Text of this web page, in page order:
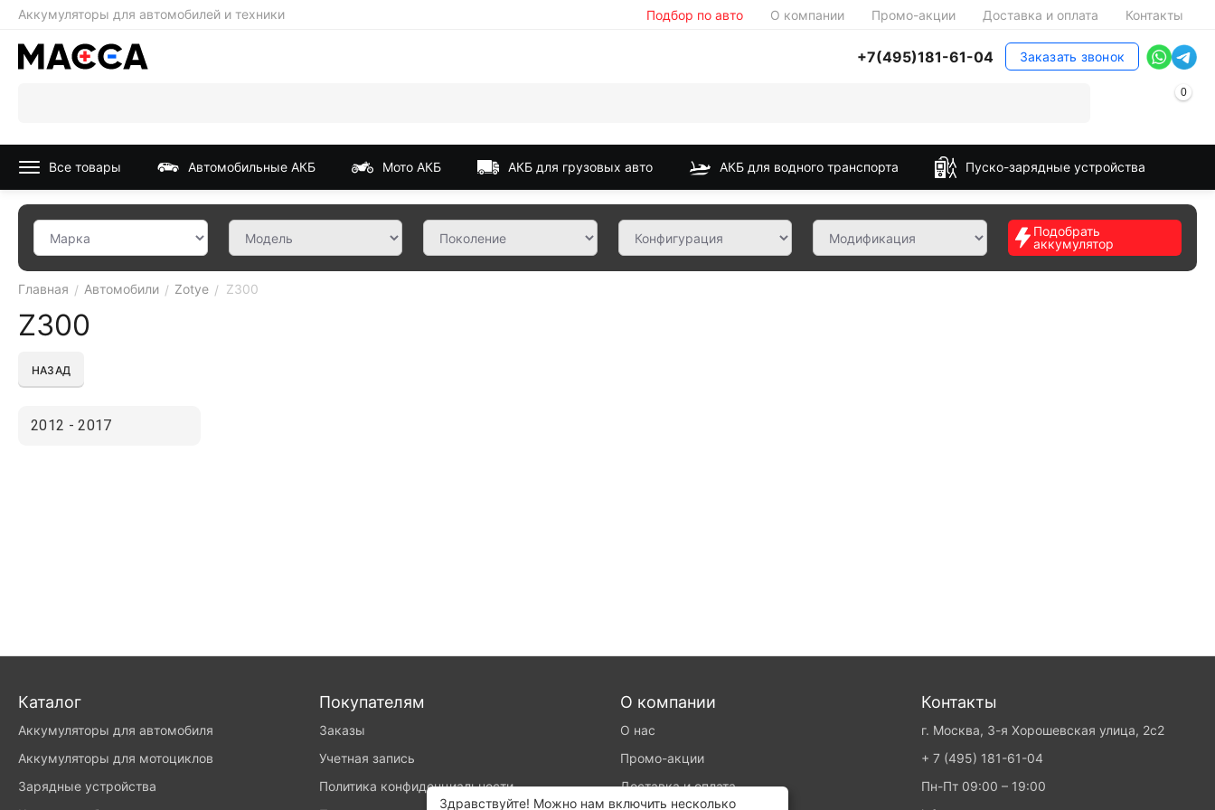
Аккумуляторы для автомобилей и техники Подбор по авто О компании Промо-акции Доставка и оплата Контакты
+7(495)181-61-04 Заказать звонок
0
Все товары Автомобильные АКБ Мото АКБ АКБ для грузовых авто АКБ для водного транспорта Пуско-зарядные устройства
Подобрать
аккумулятор
Главная / Автомобили / Zotye / Z300
Z300
НАЗАД
2012 - 2017
Каталог
Аккумуляторы для автомобиля
Аккумуляторы для мотоциклов
Зарядные устройства
Покупателям
Заказы
Учетная запись
Политика конфиденциальности
О компании
О нас
Промо-акции
Доставка и оплата
Контакты
г. Москва, 3-я Хорошевская улица, 2с2
+ 7 (495) 181-61-04
Пн-Пт 09:00 – 19:00
Здравствуйте! Можно нам включить несколько